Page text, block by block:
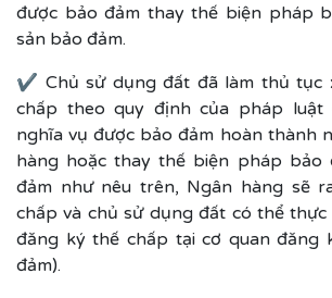
được bảo đảm thay thế biện pháp
sản bảo đảm.
✔ Chủ sử dụng đất đã làm thủ tục
chấp theo quy định của pháp luật
nghĩa vụ được bảo đảm hoàn thành
hàng hoặc thay thế biện pháp bảo
đảm như nêu trên, Ngân hàng sẽ
chấp và chủ sử dụng đất có thể
đăng ký thế chấp tại cơ quan đăng
đảm).